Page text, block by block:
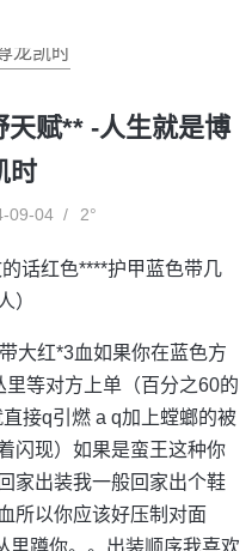
龙凯时
赋** -人生就是博
时
09-04 2°
话红色****护甲蓝色带几
）
大红*3血如果你在蓝色方
等对方上单（百分之60的
接q引燃 a q加上螳螂的被
闪现）如果是蛮王这种你
家出装我一般回家出个鞋
所以你应该好压制对面
里蹲你。。出装顺序我喜欢